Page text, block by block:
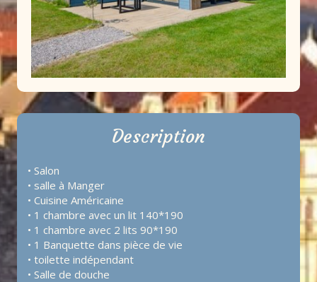
Description
• Salon
• salle à Manger
• Cuisine Américaine
• 1 chambre avec un lit 140*190
• 1 chambre avec 2 lits 90*190
• 1 Banquette dans pièce de vie
• toilette indépendant
• Salle de douche